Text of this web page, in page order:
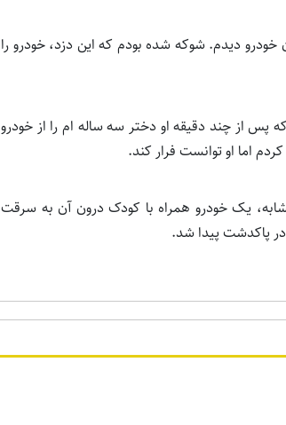
دیدم. شوکه شده بودم که این دزد، خودرو را
از چند دقیقه او دختر سه ساله ام را از خودرو
اما او توانست فرار کند.
در اقدامی مشابه، یک خودرو همراه با کودک درون آن به سرقت
پاکدشت پیدا شد.